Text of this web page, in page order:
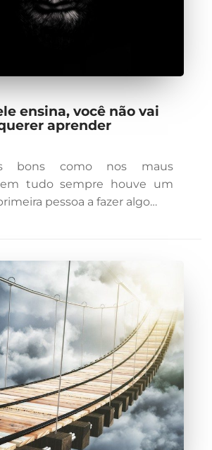
ensina, você não vai
aprender
bons como nos maus
em tudo sempre houve um
pessoa a fazer algo…